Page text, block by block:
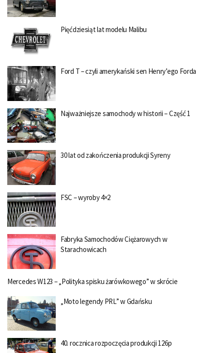
Pięćdziesiąt lat modelu Malibu
Ford T – czyli amerykański sen Henry’ego Forda
Najważniejsze samochody w historii – Część 1
30 lat od zakończenia produkcji Syreny
FSC – wyroby 4×2
Fabryka Samochodów Ciężarowych w
Starachowicach
Mercedes W123 – „Polityka spisku żarówkowego” w skrócie
„Moto legendy PRL” w Gdańsku
40. rocznica rozpoczęcia produkcji 126p